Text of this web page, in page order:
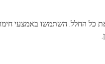
כל החלל. השתמשו באמצעי